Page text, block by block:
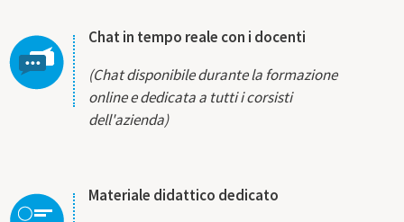
Chat in tempo reale con i docenti
(Chat disponibile durante la formazione
online e dedicata a tutti i corsisti
dell'azienda)
Materiale didattico dedicato